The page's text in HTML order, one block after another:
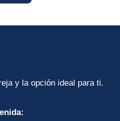
y la opción ideal para ti.